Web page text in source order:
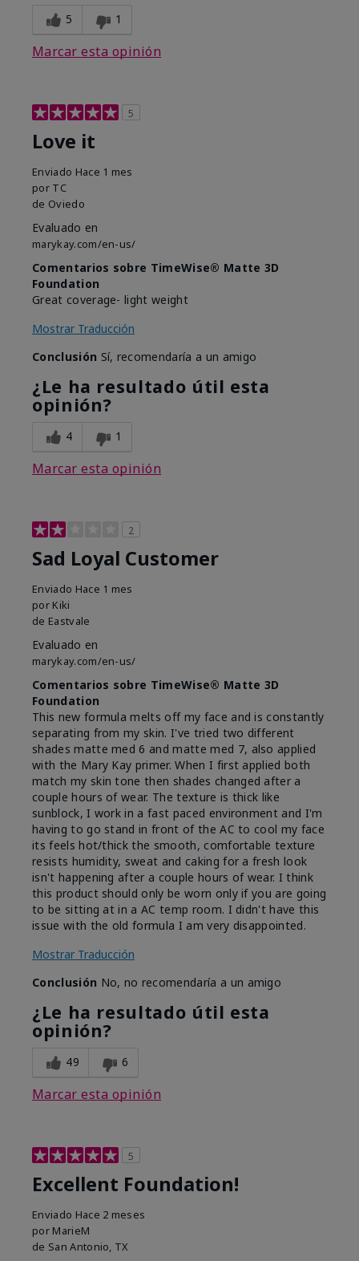
5 1
Marcar esta opinión
5
Love it
Enviado Hace 1 mes
por TC
de Oviedo
Evaluado en
marykay.com/en-us/
Comentarios sobre TimeWise® Matte 3D
Foundation
Great coverage- light weight
Mostrar Traducción
Conclusión Sí, recomendaría a un amigo
¿Le ha resultado útil esta
opinión?
4 1
Marcar esta opinión
2
Sad Loyal Customer
Enviado Hace 1 mes
por Kiki
de Eastvale
Evaluado en
marykay.com/en-us/
Comentarios sobre TimeWise® Matte 3D
Foundation
This new formula melts off my face and is constantly
separating from my skin. I've tried two different
shades matte med 6 and matte med 7, also applied
with the Mary Kay primer. When I first applied both
match my skin tone then shades changed after a
couple hours of wear. The texture is thick like
sunblock, I work in a fast paced environment and I'm
having to go stand in front of the AC to cool my face
its feels hot/thick the smooth, comfortable texture
resists humidity, sweat and caking for a fresh look
isn't happening after a couple hours of wear. I think
this product should only be worn only if you are going
to be sitting at in a AC temp room. I didn't have this
issue with the old formula I am very disappointed.
Mostrar Traducción
Conclusión No, no recomendaría a un amigo
¿Le ha resultado útil esta
opinión?
49 6
Marcar esta opinión
5
Excellent Foundation!
Enviado Hace 2 meses
por MarieM
de San Antonio, TX